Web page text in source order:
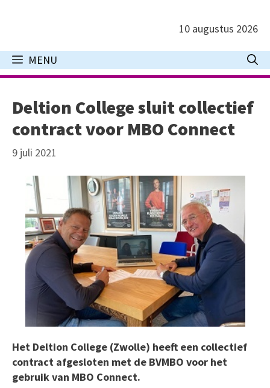
inhoud
10 augustus 2026
MENU
Deltion College sluit collectief
contract voor MBO Connect
9 juli 2021
Het Deltion College (Zwolle) heeft een collectief
contract afgesloten met de BVMBO voor het
gebruik van MBO Connect.